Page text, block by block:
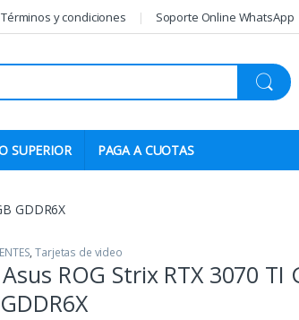
Términos y condiciones Soporte Online WhatsApp
SUPERIOR PAGA A CUOTAS
GDDR6X
,Tarjetas de video
ROG Strix RTX 3070 TI